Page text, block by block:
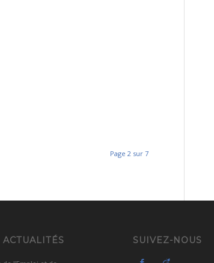
Page 2 sur 7
ACTUALITÉS SUIVEZ-NOUS